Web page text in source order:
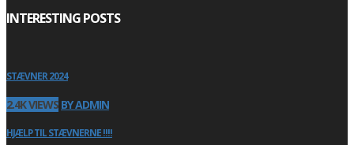
INTERESTING POSTS
STÆVNER 2024
2.4K VIEWS BY ADMIN
HJÆLP TIL STÆVNERNE !!!!